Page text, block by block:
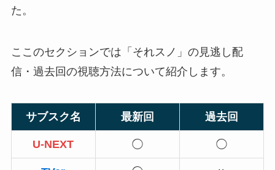
た。
ここのセクションでは「それスノ」の見逃し配
信・過去回の視聴方法について紹介します。
サブスク名 最新回 過去回
U-NEXT ◯ ◯